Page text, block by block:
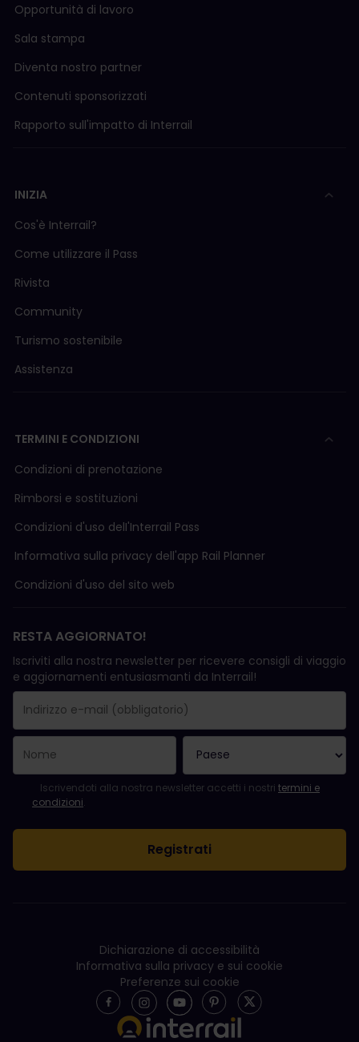
Opportunità di lavoro
Sala stampa
Diventa nostro partner
Contenuti sponsorizzati
Rapporto sull'impatto di Interrail
INIZIA
Cos'è Interrail?
Come utilizzare il Pass
Rivista
Community
Turismo sostenibile
Assistenza
TERMINI E CONDIZIONI
Condizioni di prenotazione
Rimborsi e sostituzioni
Condizioni d'uso delI'Interrail Pass
Informativa sulla privacy dell'app Rail Planner
Condizioni d'uso del sito web
RESTA AGGIORNATO!
Iscriviti alla nostra newsletter per ricevere consigli di viaggio
e aggiornamenti entusiasmanti da Interrail!
Il campo "Indirizzo e-mail" è obbligatorio.
L'indirizzo e-mail non è valido.
Si è verificato un errore durante l'iscrizione alla newsletter.
Sei già iscritto a questa newsletter!
Per iscriversi alla newsletter, accettare i termini e le condizioni.
Iscrivendoti alla nostra newsletter accetti i nostri termini e
condizioni.
Dichiarazione di accessibilità
Informativa sulla privacy e sui cookie
Preferenze sui cookie